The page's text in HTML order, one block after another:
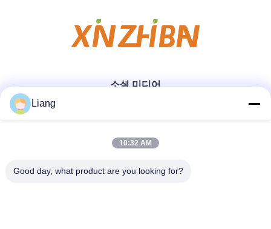
소셜 미디어
빠른 연락
Tel
Liang
10:32 AM
Good day, what product are you looking for?